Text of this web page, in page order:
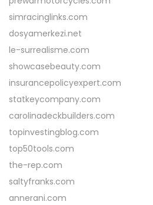
simracinglinks.com
dosyamerkezi.net
le-surrealisme.com
showcasebeauty.com
insurancepolicyexpert.com
statkeycompany.com
carolinadeckbuilders.com
topinvestingblog.com
top50tools.com
the-rep.com
saltyfranks.com
annerani.com